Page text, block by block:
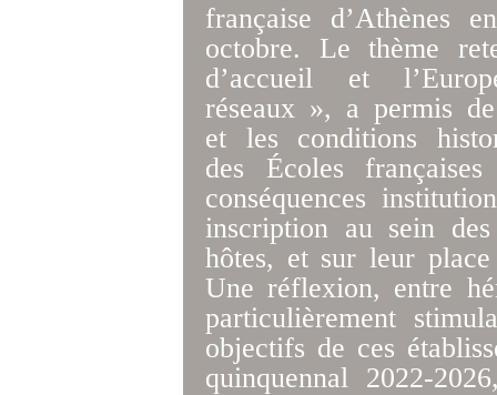
française d’Athènes
octobre. Le thème
d’accueil et
réseaux », a permis
et les conditions
des Écoles
conséquences
inscription au sein
hôtes, et sur leur
Une réflexion, entre
particulièrement
objectifs de ces
quinquennal 2022-